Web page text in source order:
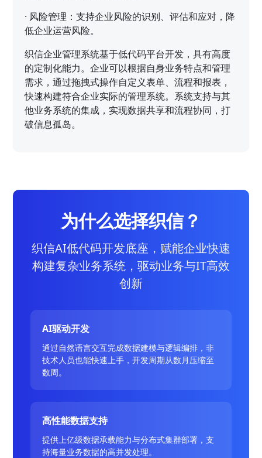
· 风险管理：支持企业风险的识别、评估和应对，降
低企业运营风险。
织信企业管理系统基于低代码平台开发，具有高度
的定制化能力。企业可以根据自身业务特点和管理
需求，通过拖拽式操作自定义表单、流程和报表，
快速构建符合企业实际的管理系统。系统支持与其
他业务系统的集成，实现数据共享和流程协同，打
破信息孤岛。
为什么选择织信？
织信AI低代码开发底座，赋能企业快速
构建复杂业务系统，驱动业务与IT高效
创新
AI驱动开发
通过自然语言交互完成数据建模与逻辑编排，非
技术人员也能快速上手，开发周期从数月压缩至
数周。
高性能数据支持
提供上亿级数据承载能力与分布式集群部署，支
持海量业务数据的高并发处理。